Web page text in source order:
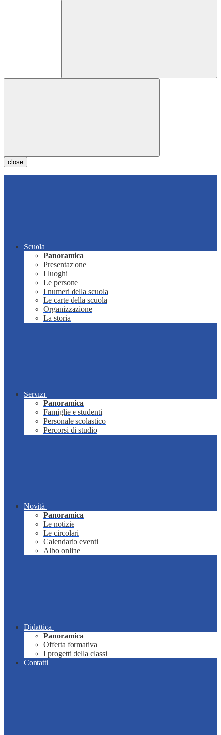
close
Scuola
Panoramica
Presentazione
I luoghi
Le persone
I numeri della scuola
Le carte della scuola
Organizzazione
La storia
Servizi
Panoramica
Famiglie e studenti
Personale scolastico
Percorsi di studio
Novità
Panoramica
Le notizie
Le circolari
Calendario eventi
Albo online
Didattica
Panoramica
Offerta formativa
I progetti della classi
Contatti